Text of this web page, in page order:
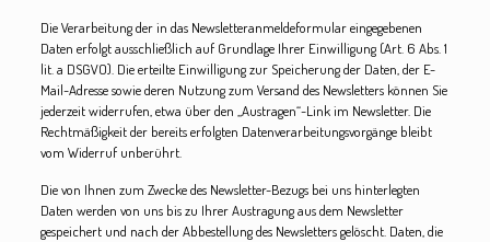
Die Verarbeitung der in das Newsletteranmeldeformular eingegebenen
Daten erfolgt ausschließlich auf Grundlage Ihrer Einwilligung (Art. 6 Abs. 1
lit. a DSGVO). Die erteilte Einwilligung zur Speicherung der Daten, der E-
Mail-Adresse sowie deren Nutzung zum Versand des Newsletters können Sie
jederzeit widerrufen, etwa über den „Austragen“-Link im Newsletter. Die
Rechtmäßigkeit der bereits erfolgten Datenverarbeitungsvorgänge bleibt
vom Widerruf unberührt.
Die von Ihnen zum Zwecke des Newsletter-Bezugs bei uns hinterlegten
Daten werden von uns bis zu Ihrer Austragung aus dem Newsletter
gespeichert und nach der Abbestellung des Newsletters gelöscht. Daten, die